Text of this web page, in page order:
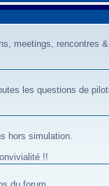
meetings, rencontres
les questions de
hors simulation.
!!
du forum